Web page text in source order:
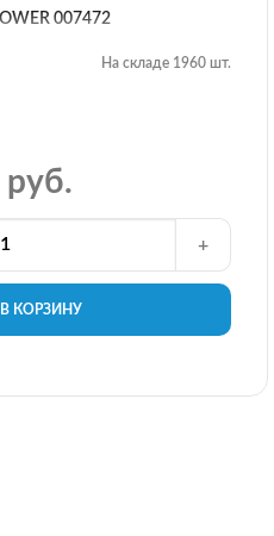
007472
На складе 1960 шт.
руб.
В КОРЗИНУ
+